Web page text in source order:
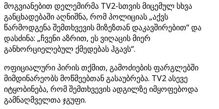
მოგვიანებით დელემირმა TV2-სთვის მიცემულ სხვა
განცხადებაში აღნიშნა, რომ პოლიციას „აქვს
წარმოდგენა შემთხვევის მიზეზთან დაკავშირებით“ და
დასძინა: „ჩვენი აზრით, ეს ვიღაცის მიერ
განხორციელებულ ქმედებას ჰგავს“.
ოფიციალური პირის თქმით, გამოძიების ფარგლებში
მიმდინარეობს მოწმეებთან გასაუბრება. TV2 ასევე
იტყობინება, რომ შემთხვევის ადგილზე იმყოფებოდა
გამნაღმველთა ჯგუფი.